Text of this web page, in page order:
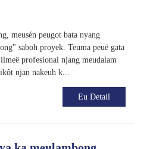
meusén peugot bata nyang
saboh proyek. Teuma peuë gata
profesional njang meudalam
njan nakeuh k...
Eu Detail